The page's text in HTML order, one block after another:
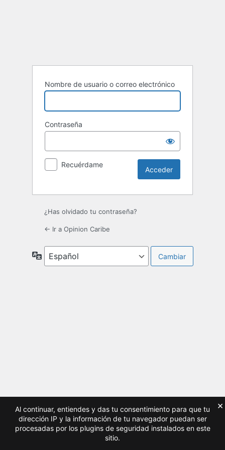
Nombre de usuario o correo electrónico
Contraseña
Recuérdame
¿Has olvidado tu contraseña?
← Ir a Opinion Caribe
Idioma
Al continuar, entiendes y das tu consentimiento para que tu
dirección IP y la información de tu navegador puedan ser
procesadas por los plugins de seguridad instalados en este
sitio.
×